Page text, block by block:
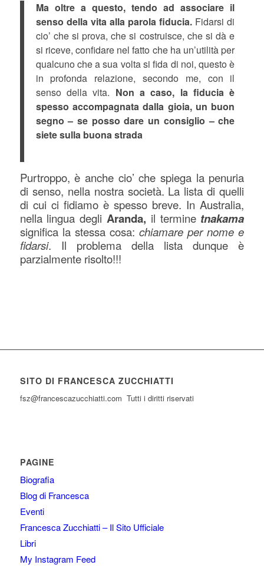
Ma oltre a questo, tendo ad associare il
senso della vita alla parola fiducia. Fidarsi di
cio’ che si prova, che si costruisce, che si dà e
si riceve, confidare nel fatto che ha un’utilità per
qualcuno che a sua volta si fida di noi, questo è
in profonda relazione, secondo me, con il
senso della vita. Non a caso, la fiducia è
spesso accompagnata dalla gioia, un buon
segno – se posso dare un consiglio – che
siete sulla buona strada
Purtroppo, è anche cio’ che spiega la penuria
di senso, nella nostra società. La lista di quelli
di cui ci fidiamo è spesso breve. In Australia,
nella lingua degli Aranda, il termine tnakama
significa la stessa cosa:chiamare per nome e
fidarsi. Il problema della lista dunque è
parzialmente risolto!!!
SITO DI FRANCESCA ZUCCHIATTI
fsz@francescazucchiatti.com Tutti i diritti riservati
PAGINE
Biografia
Blog di Francesca
Eventi
Francesca Zucchiatti – Il Sito Ufficiale
Libri
My Instagram Feed